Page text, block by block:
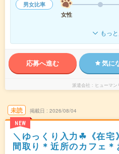
男女比率
女性
もっ
応募へ進む 気に
派遣会社 ヒューマ
未読
NEW
掲載日 2026/08/04
＼ゆっくり入力☘《在
間取り＊近所のカフェ